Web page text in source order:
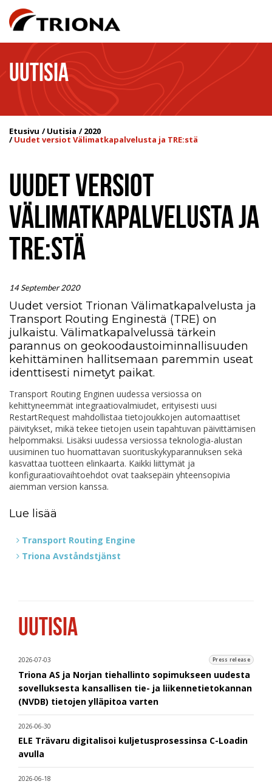
UUTISIA
Etusivu Uutisia 2020
Uudet versiot Välimatkapalvelusta ja TRE:stä
UUDET VERSIOT
VÄLIMATKAPALVELUSTA JA
TRE:STÄ
14 September 2020
Uudet versiot Trionan Välimatkapalvelusta ja
Transport Routing Enginestä (TRE) on
julkaistu. Välimatkapalvelussä tärkein
parannus on geokoodaustoiminnallisuuden
kehittäminen hallitsemaan paremmin useat
identtisesti nimetyt paikat.
Transport Routing Enginen uudessa versiossa on
kehittyneemmät integraatiovalmiudet, erityisesti uusi
RestartRequest mahdollistaa tietojoukkojen automaattiset
päivitykset, mikä tekee tietojen usein tapahtuvan päivittämisen
helpommaksi. Lisäksi uudessa versiossa teknologia-alustan
uusiminen tuo huomattavan suorituskykyparannuksen sekä
kasvattaa tuotteen elinkaarta. Kaikki liittymät ja
konfiguraatiovaihtoehdot ovat taaksepäin yhteensopivia
aiemman version kanssa.
Lue lisää
Transport Routing Engine
Triona Avståndstjänst
UUTISIA
2026-07-03 Press release
Triona AS ja Norjan tiehallinto sopimukseen uudesta
sovelluksesta kansallisen tie- ja liikennetietokannan
(NVDB) tietojen ylläpitoa varten
2026-06-30
ELE Trävaru digitalisoi kuljetusprosessinsa C-Loadin
avulla
2026-06-18